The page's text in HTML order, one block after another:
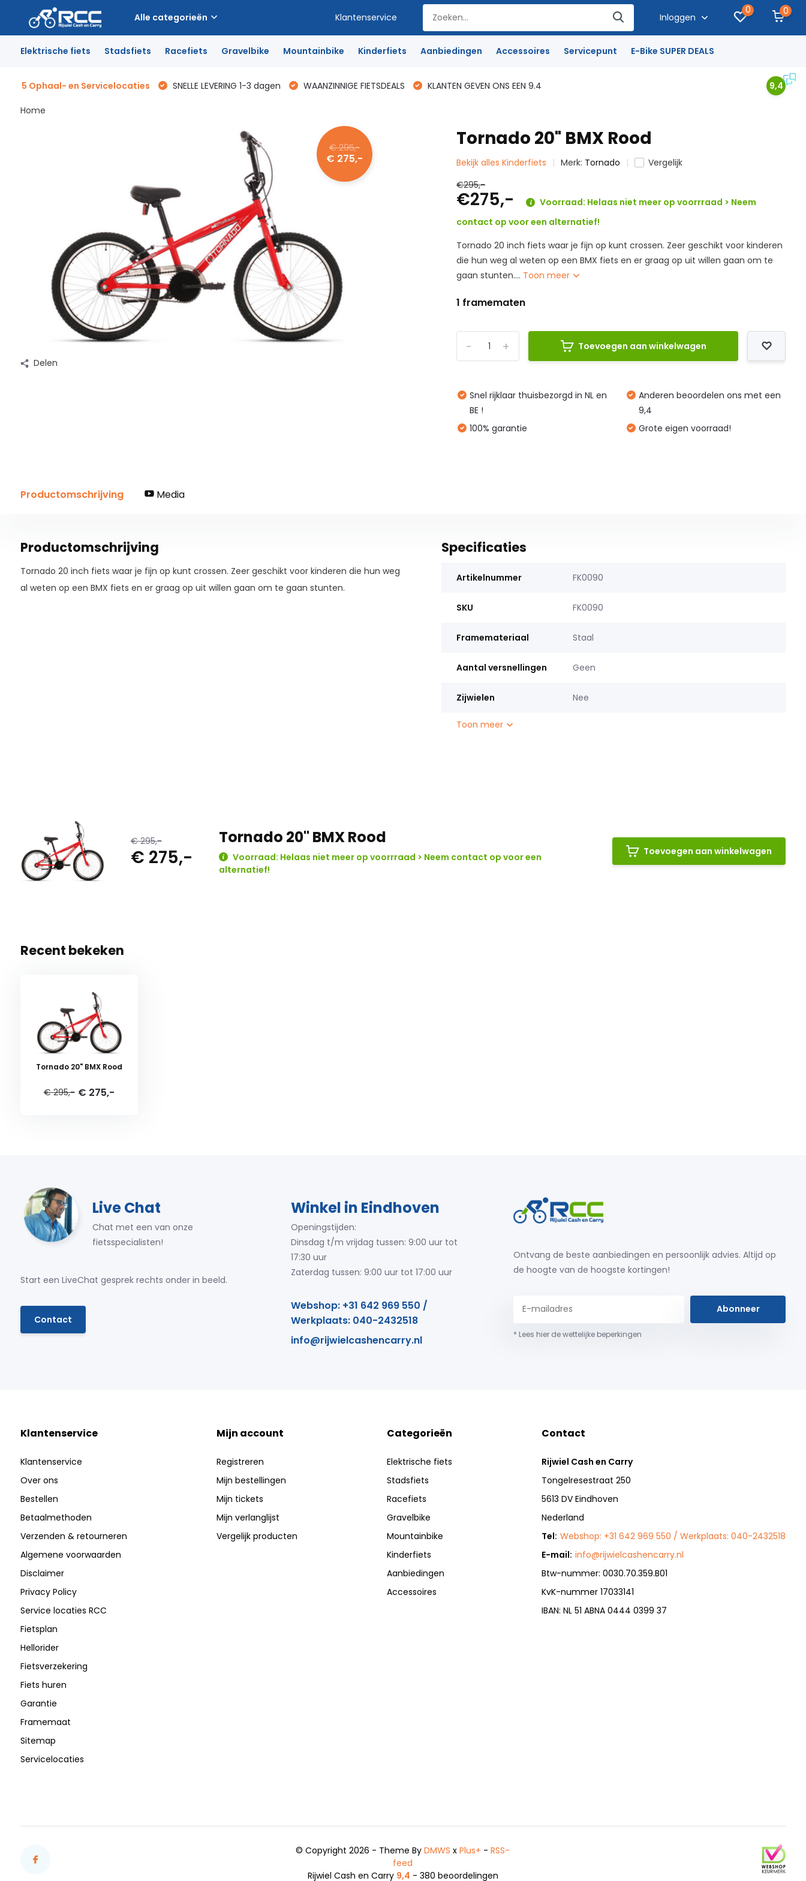
Alle categorieën Klantenservice Inloggen
0 0
Elektrische fiets Stadsfiets Racefiets Gravelbike Mountainbike Kinderfiets Aanbiedingen Accessoires Servicepunt E-Bike SUPER DEALS
5 Ophaal- en Servicelocaties SNELLE LEVERING 1-3 dagen WAANZINNIGE FIETSDEALS KLANTEN GEVEN ONS EEN 9.4 9,4
Home
€ 295,-
€ 275,-
Delen
Tornado 20" BMX Rood
Bekijk alles Kinderfiets Merk: Tornado
Vergelijk
€295,-
€275,-
Voorraad: Helaas niet meer op voorrraad > Neem
contact op voor een alternatief!
Tornado 20 inch fiets waar je fijn op kunt crossen. Zeer geschikt voor kinderen
die hun weg al weten op een BMX fiets en er graag op uit willen gaan om te
gaan stunten.... Toon meer
1 framematen
+
- Toevoegen aan winkelwagen
Snel rijklaar thuisbezorgd in NL en
BE !
100% garantie
Anderen beoordelen ons met een
9,4
Grote eigen voorraad!
Productomschrijving Media
Productomschrijving
Tornado 20 inch fiets waar je fijn op kunt crossen. Zeer geschikt voor kinderen die hun weg
al weten op een BMX fiets en er graag op uit willen gaan om te gaan stunten.
Specificaties
Artikelnummer FK0090
SKU FK0090
Framemateriaal Staal
Aantal versnellingen Geen
Zijwielen Nee
Toon meer
€ 295,-
€ 275,-
Tornado 20" BMX Rood
Voorraad: Helaas niet meer op voorrraad > Neem contact op voor een
alternatief!
Toevoegen aan winkelwagen
Recent bekeken
Tornado 20" BMX Rood
€ 295,- € 275,-
Live Chat
Chat met een van onze
fietsspecialisten!
Start een LiveChat gesprek rechts onder in beeld.
Contact
Winkel in Eindhoven
Openingstijden:
Dinsdag t/m vrijdag tussen: 9:00 uur tot
17:30 uur
Zaterdag tussen: 9:00 uur tot 17:00 uur
Webshop: +31 642 969 550 /
Werkplaats: 040-2432518
info@rijwielcashencarry.nl
Ontvang de beste aanbiedingen en persoonlijk advies. Altijd op
de hoogte van de hoogste kortingen!
Abonneer
* Lees hier de wettelijke beperkingen
Klantenservice
Klantenservice
Over ons
Bestellen
Betaalmethoden
Verzenden & retourneren
Algemene voorwaarden
Disclaimer
Privacy Policy
Service locaties RCC
Fietsplan
Hellorider
Fietsverzekering
Fiets huren
Garantie
Framemaat
Sitemap
Servicelocaties
Mijn account
Registreren
Mijn bestellingen
Mijn tickets
Mijn verlanglijst
Vergelijk producten
Categorieën
Elektrische fiets
Stadsfiets
Racefiets
Gravelbike
Mountainbike
Kinderfiets
Aanbiedingen
Accessoires
Contact
Rijwiel Cash en Carry
Tongelresestraat 250
5613 DV Eindhoven
Nederland
Tel: Webshop: +31 642 969 550 / Werkplaats: 040-2432518
E-mail: info@rijwielcashencarry.nl
Btw-nummer: 0030.70.359.B01
KvK-nummer 17033141
IBAN: NL 51 ABNA 0444 0399 37
© Copyright 2026 - Theme ByDMWS xPlus+ -RSS-
feed
Rijwiel Cash en Carry 9,4 - 380 beoordelingen